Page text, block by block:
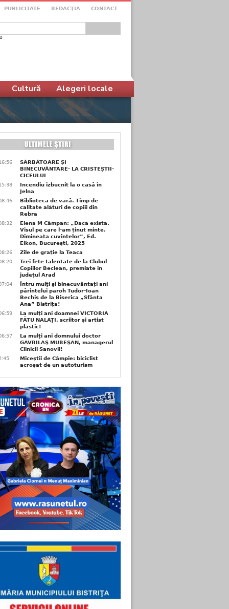
PUBLICITATE REDACŢIA CONTACT
de căutare
Cultură Alegeri locale
SĂRBĂTOARE ȘI
BINECUVÂNTARE- LA CRISTEȘTII-
CICEULUI
Incendiu izbucnit la o casă în
Jelna
Biblioteca de vară. Timp de
calitate alături de copiii din
Rebra
Elena M Câmpan: „Dacă există.
Visul pe care l-am ținut minte.
Dimineața cuvintelor”, Ed.
Eikon, București, 2025
Zile de grație la Teaca
Trei fete talentate de la Clubul
Copiilor Beclean, premiate in
județul Arad
Întru mulţi şi binecuvântați ani
părintelui paroh Tudor-Ioan
Bechiș de la Biserica „Sfânta
Ana” Bistrița!
La mulți ani doamnei VICTORIA
FĂTU NALAŢI, scriitor și artist
plastic!
La mulţi ani domnului doctor
GAVRILAŞ MUREŞAN, managerul
Clinicii Sanovil!
Miceștii de Câmpie: biciclist
acroșat de un autoturism